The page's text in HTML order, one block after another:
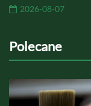
2026-08-07
Polecane